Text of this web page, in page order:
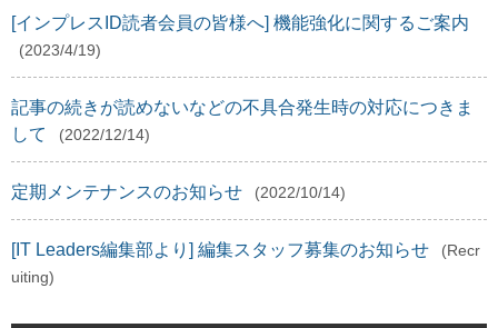
[インプレスID読者会員の皆様へ] 機能強化に関するご案内
(2023/4/19)
記事の続きが読めないなどの不具合発生時の対応につきま
して
(2022/12/14)
定期メンテナンスのお知らせ (2022/10/14)
[IT Leaders編集部より] 編集スタッフ募集のお知らせ
(Recr
uiting)